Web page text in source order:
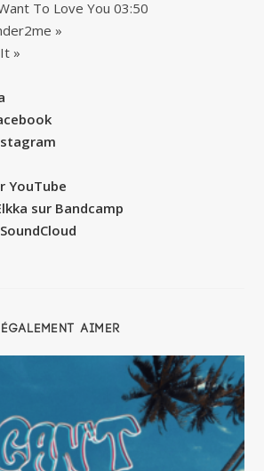
To Love You 03:50
»
»
YouTube
sur Bandcamp
AIMER